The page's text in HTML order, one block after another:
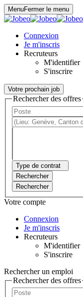
MenuFermer le menu
Connexion
Je m'inscris
Recruteurs
M'identifier
S'inscrire
Votre prochain job
Rechercher des offres
Type de contrat
Rechercher
Rechercher
Votre compte
Connexion
Je m'inscris
Recruteurs
M'identifier
S'inscrire
Rechercher un emploi
Rechercher des offres
Panneau de gestion des